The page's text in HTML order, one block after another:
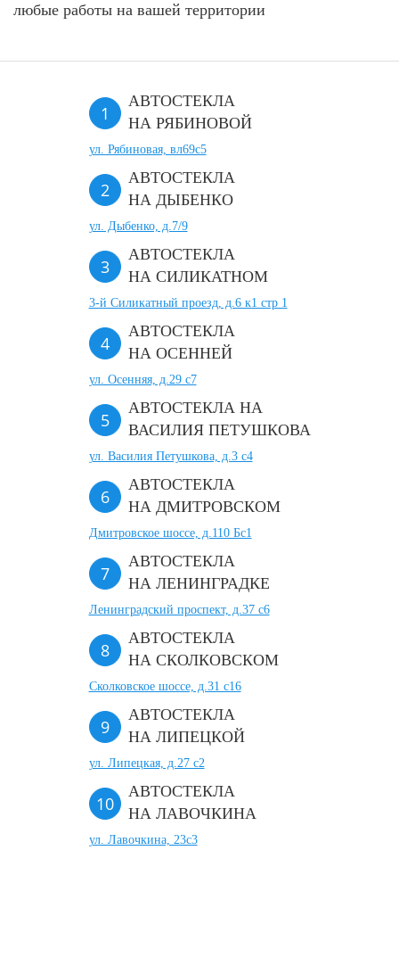
любые работы на вашей территории
АВТОСТЕКЛА
НА РЯБИНОВОЙ
ул. Рябиновая, вл69с5
АВТОСТЕКЛА
НА ДЫБЕНКО
ул. Дыбенко, д.7/9
АВТОСТЕКЛА
НА СИЛИКАТНОМ
3-й Силикатный проезд, д.6 к1 стр 1
АВТОСТЕКЛА
НА ОСЕННЕЙ
ул. Осенняя, д.29 с7
АВТОСТЕКЛА НА
ВАСИЛИЯ ПЕТУШКОВА
ул. Василия Петушкова, д.3 с4
АВТОСТЕКЛА
НА ДМИТРОВСКОМ
Дмитровское шоссе, д.110 Бс1
АВТОСТЕКЛА
НА ЛЕНИНГРАДКЕ
Ленинградский проспект, д.37 c6
АВТОСТЕКЛА
НА СКОЛКОВСКОМ
Сколковское шоссе, д.31 с16
АВТОСТЕКЛА
НА ЛИПЕЦКОЙ
ул. Липецкая, д.27 с2
АВТОСТЕКЛА
НА ЛАВОЧКИНА
ул. Лавочкина, 23с3